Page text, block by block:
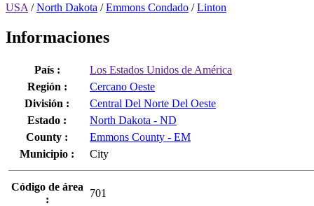
USA /North Dakota /Emmons Condado /Linton
Informaciones
País :
Los Estados Unidos de América
Región :
Cercano Oeste
División :
Central Del Norte Del Oeste
Estado :
North Dakota - ND
County :
Emmons County - EM
Municipio :
City
Código de área
:
701